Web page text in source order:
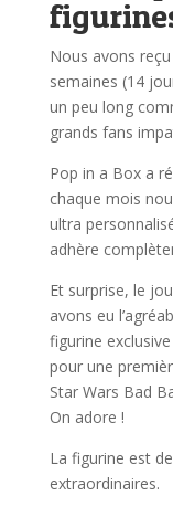
Nous avons
semaines (14
un peu long
grands fans
Pop in a Box a
chaque mois
ultra
adhère
Et surprise, le
avons eu
figurine
pour une
Star Wars Bad
On adore !
La figurine est
extraordinaires.